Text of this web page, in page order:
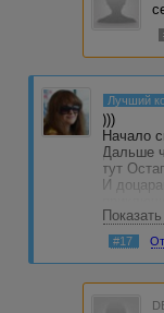
Лучший
)))
Начало
Дальше
тут
И
Но
между
#17